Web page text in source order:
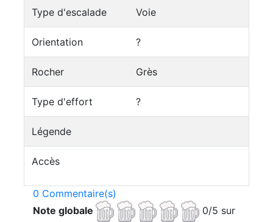
Type d'escalade Voie
Orientation ?
Rocher Grès
Type d'effort ?
Légende
Accès
0 Commentaire(s)
Note globale
0/5 sur